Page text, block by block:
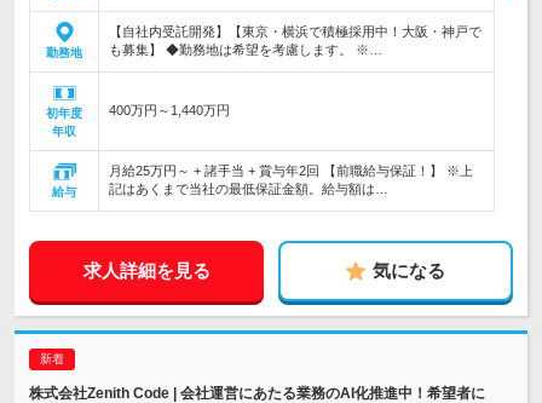
勤務地
【自社内受託開発】【東京・横浜で積極採用中！大阪・神戸で
も募集】 ◆勤務地は希望を考慮します。 ※…
初年度
年収
400万円～1,440万円
給与
月給25万円～ + 諸手当 + 賞与年2回 【前職給与保証！】 ※上
記はあくまで当社の最低保証金額。給与額は…
求人詳細を見る 気になる
株式会社Zenith Code | 会社運営にあたる業務のAI化推進中！希望者に